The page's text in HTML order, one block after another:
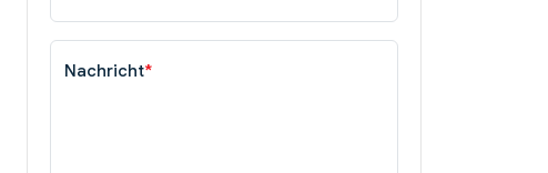
Nachricht*